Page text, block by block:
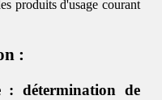
produits d'usage courant
:
: détermination de